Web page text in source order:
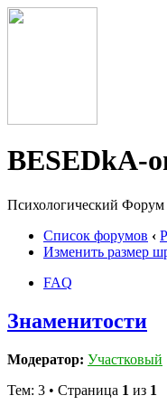
BESEDkA-
Психологический Форум
Список форумов ‹
Изменить размер
FAQ
Знаменитости
Модератор: Участковый
Тем: 3 • Страница 1 из 1